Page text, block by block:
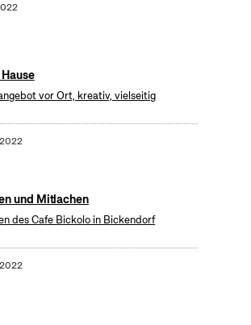
vor Ort, kreativ, vielseitig
und Mitlachen
des Cafe Bickolo in Bickendorf